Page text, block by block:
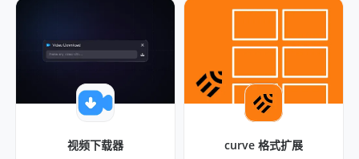
视频下载器 curve 格式扩展